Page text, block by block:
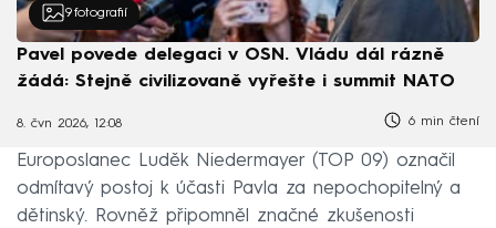
9 fotografií
Pavel povede delegaci v OSN. Vládu dál rázně
žádá: Stejně civilizovaně vyřešte i summit NATO
8. čvn 2026, 12:08 6 min čtení
Europoslanec Luděk Niedermayer (TOP 09) označil
odmítavý postoj k účasti Pavla za nepochopitelný a
dětinský. Rovněž připomněl značné zkušenosti